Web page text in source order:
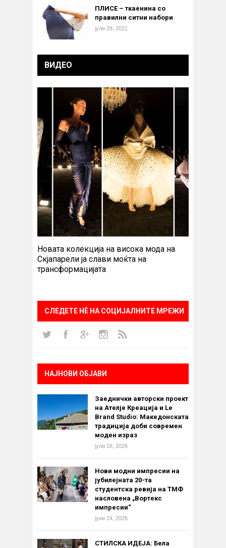
ПЛИСЕ – ткаенина со
правилни ситни набори
јули 29, 2021
ВИДЕО
Новата колекција на висока мода на
Скјапарели ја слави моќта на
трансформацијата
СЛЕДЕТЕ НÈ НА СОЦИЈАЛНИТЕ МРЕЖИ
НАЈНОВИ ОБЈАВИ
Заеднички авторски проект
на Ателје Креација и Le
Brand Studio: Македонската
традиција доби современ
моден израз
јули 16, 2026
Нови модни импресии на
јубилејната 20-та
студентска ревија на ТМФ
насловена „Вортекс
импресии“
јуни 24, 2026
СТИЛСКА ИДЕЈА: Бела